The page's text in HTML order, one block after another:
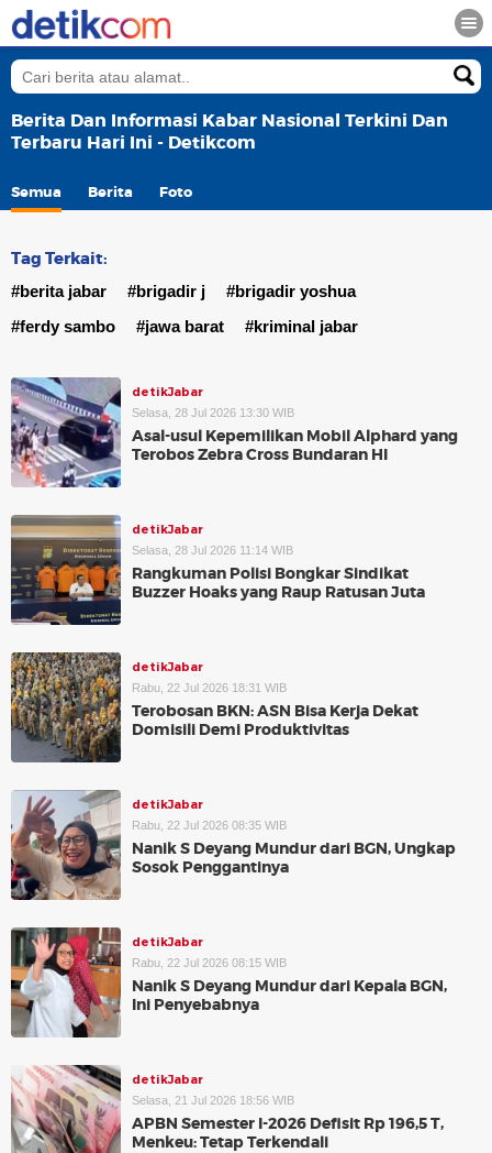
Berita Dan Informasi Kabar Nasional Terkini Dan
Terbaru Hari Ini - Detikcom
Semua Berita Foto
Tag Terkait:
#berita jabar #brigadir j
#brigadir yoshua
#ferdy sambo
#jawa barat #kriminal jabar
detikJabar
Selasa, 28 Jul 2026 13:30 WIB
Asal-usul Kepemilikan Mobil Alphard yang
Terobos Zebra Cross Bundaran HI
detikJabar
Selasa, 28 Jul 2026 11:14 WIB
Rangkuman Polisi Bongkar Sindikat
Buzzer Hoaks yang Raup Ratusan Juta
detikJabar
Rabu, 22 Jul 2026 18:31 WIB
Terobosan BKN: ASN Bisa Kerja Dekat
Domisili Demi Produktivitas
detikJabar
Rabu, 22 Jul 2026 08:35 WIB
Nanik S Deyang Mundur dari BGN, Ungkap
Sosok Penggantinya
detikJabar
Rabu, 22 Jul 2026 08:15 WIB
Nanik S Deyang Mundur dari Kepala BGN,
Ini Penyebabnya
detikJabar
Selasa, 21 Jul 2026 18:56 WIB
APBN Semester I-2026 Defisit Rp 196,5 T,
Menkeu: Tetap Terkendali